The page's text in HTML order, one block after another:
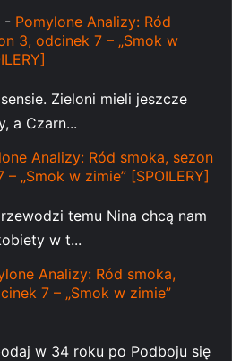
- Pomylone Analizy: Ród
3, odcinek 7 – „Smok w
Zieloni mieli jeszcze
a Czarn...
Analizy: Ród smoka, sezon
„Smok w zimie” [SPOILERY]
temu Nina chcą nam
w t...
Analizy: Ród smoka,
7 – „Smok w zimie”
w 34 roku po Podboju się